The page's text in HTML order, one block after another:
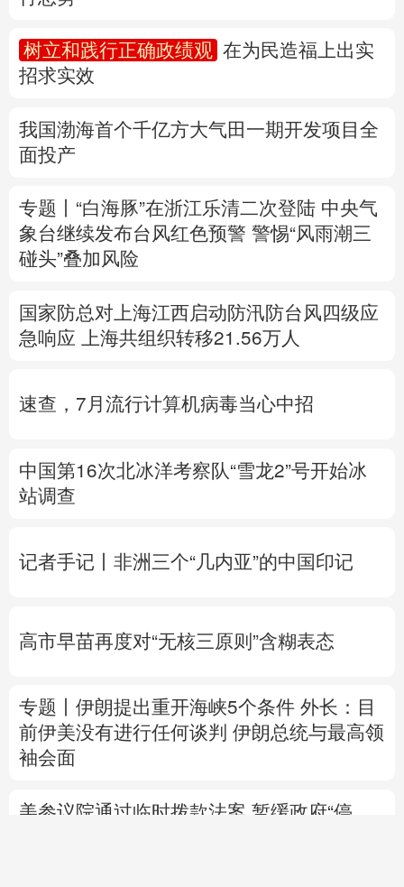
新疆 内蒙古
English
Русский язык 日本語 한국어
Deutsch Português
树立和践行正确政绩观
在为民造福上出实
招求实效
我国渤海首个千亿方大气田一期开发项目全
面投产
专题丨 “白海豚”在浙江乐清二次登陆 中央气
象台继续发布台风红色预警 警惕“风雨潮三
碰头”叠加风险
国家防总对上海江西启动防汛防台风四级应
急响应
上海共组织转移21.56万人
速查，7月流行计算机病毒当心中招
中国第16次北冰洋考察队“雪龙2”号开始冰
站调查
记者手记丨非洲三个“几内亚”的中国印记
高市早苗再度对“无核三原则”含糊表态
专题丨 伊朗提出重开海峡5个条件 外长：目
前伊美没有进行任何谈判 伊朗总统与最高领
袖会面
美参议院通过临时拨款法案 暂缓政府“停